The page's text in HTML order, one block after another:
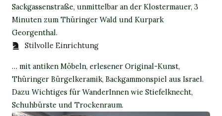
Sackgassenstraße, unmittelbar an der Klostermauer, 3
Minuten zum Thüringer Wald und Kurpark
Georgenthal.
Stilvolle Einrichtung
… mit antiken Möbeln, erlesener Original-Kunst,
Thüringer Bürgelkeramik, Backgammonspiel aus Israel.
Dazu Wichtiges für WanderInnen wie Stiefelknecht,
Schuhbürste und Trockenraum.